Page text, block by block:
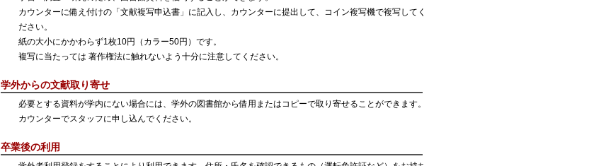
カウンターに備え付けの「文献複写申込書」に記入し、カウンターに提出して、コイン複写機で複写してく
ださい。
紙の大小にかかわらず1枚10円（カラー50円）です。
複写に当たっては 著作権法に触れないよう十分に注意してください。
学外からの文献取り寄せ
必要とする資料が学内にない場合には、学外の図書館から借用またはコピーで取り寄せることができます。
カウンターでスタッフに申し込んでください。
卒業後の利用